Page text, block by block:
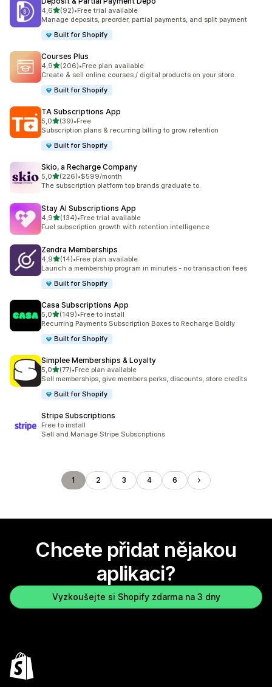
4,6z 5 hvězd
(92)
Celkový počet recenzí: 92
•Free trial available
Manage deposits, preorder, partial payments, and split payment
Built for Shopify
Courses Plus
4,9z 5 hvězd
(206)
Celkový počet recenzí: 206
•Free plan available
Create & sell online courses / digital products on your store.
Built for Shopify
TA Subscriptions App
5,0z 5 hvězd
(39)
Celkový počet recenzí: 39
•Free
Subscription plans & recurring billing to grow retention
Built for Shopify
Skio, a Recharge Company
5,0z 5 hvězd
(226)
Celkový počet recenzí: 226
•$599/month
The subscription platform top brands graduate to.
Stay AI Subscriptions App
4,9z 5 hvězd
(134)
Celkový počet recenzí: 134
•Free trial available
Fuel subscription growth with retention intelligence
Zendra Memberships
4,9z 5 hvězd
(14)
Celkový počet recenzí: 14
•Free plan available
Launch a membership program in minutes - no transaction fees
Built for Shopify
Casa Subscriptions App
5,0z 5 hvězd
(149)
Celkový počet recenzí: 149
•Free to install
Recurring Payments Subscription Boxes to Recharge Boldly
Built for Shopify
Simplee Memberships & Loyalty
5,0z 5 hvězd
(77)
Celkový počet recenzí: 77
•Free plan available
Sell memberships, give members perks, discounts, store credits
Built for Shopify
Stripe Subscriptions
Free to install
Sell and Manage Stripe Subscriptions
1 2 3 4 6
Chcete přidat nějakou
aplikaci?
Vyzkoušejte si Shopify zdarma na 3 dny